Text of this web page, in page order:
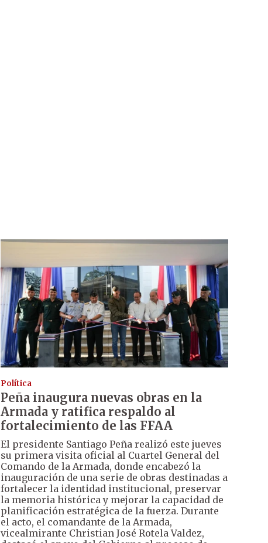
Política
Peña inaugura nuevas obras en la
Armada y ratifica respaldo al
fortalecimiento de las FFAA
El presidente Santiago Peña realizó este jueves
su primera visita oficial al Cuartel General del
Comando de la Armada, donde encabezó la
inauguración de una serie de obras destinadas a
fortalecer la identidad institucional, preservar
la memoria histórica y mejorar la capacidad de
planificación estratégica de la fuerza. Durante
el acto, el comandante de la Armada,
vicealmirante Christian José Rotela Valdez,